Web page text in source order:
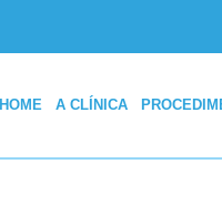
HOME A CLÍNICA